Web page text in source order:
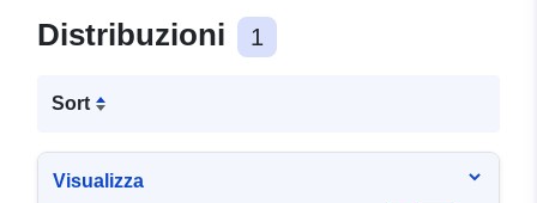
Distribuzioni 1
Sort
Visualizza